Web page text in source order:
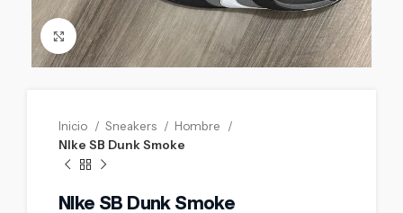
Click to enlarge
Inicio Sneakers
Hombre
NIke SB Dunk Smoke
NIke SB Dunk Smoke